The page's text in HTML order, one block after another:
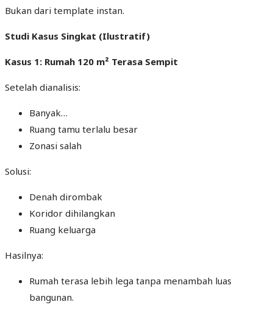
Bukan dari template instan.
Studi Kasus Singkat (Ilustratif)
Kasus 1: Rumah 120 m² Terasa Sempit
Setelah dianalisis:
Banyak…
Ruang tamu terlalu besar
Zonasi salah
Solusi:
Denah dirombak
Koridor dihilangkan
Ruang keluarga
Hasilnya:
Rumah terasa lebih lega tanpa menambah luas
bangunan.